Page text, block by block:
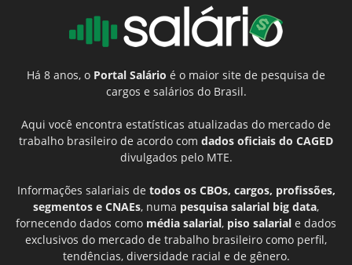
Há 8 anos, o Portal Salário é o maior site de pesquisa de
cargos e salários do Brasil.
Aqui você encontra estatísticas atualizadas do mercado de
trabalho brasileiro de acordo com dados oficiais do CAGED
divulgados pelo MTE.
Informações salariais de todos os CBOs, cargos, profissões,
segmentos e CNAEs, numa pesquisa salarial big data,
fornecendo dados como média salarial, piso salarial e dados
exclusivos do mercado de trabalho brasileiro como perfil,
tendências, diversidade racial e de gênero.